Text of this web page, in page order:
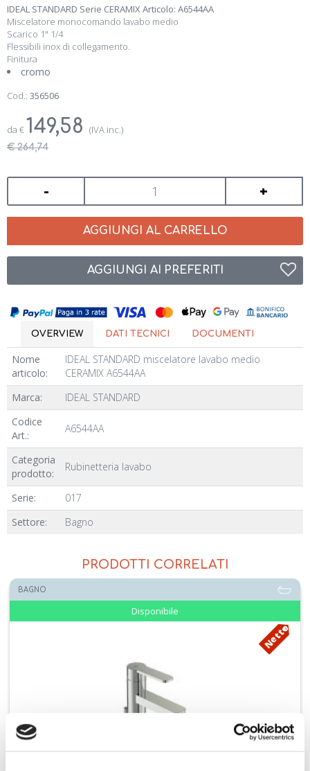
IDEAL STANDARD Serie CERAMIX Articolo: A6544AA
Miscelatore monocomando lavabo medio
Scarico 1" 1/4
Flessibili inox di collegamento.
Finitura
cromo
Cod.: 356506
da €149,58 (IVA inc.)
€ 264,74
- +
AGGIUNGI AL CARRELLO
AGGIUNGI AI PREFERITI
OVERVIEW DATI TECNICI DOCUMENTI
Nome
articolo:
IDEAL STANDARD miscelatore lavabo medio
CERAMIX A6544AA
Marca:
IDEAL STANDARD
Codice
Art.:
A6544AA
Categoria
prodotto:
Rubinetteria lavabo
Serie:
017
Settore:
Bagno
PRODOTTI CORRELATI
BAGNO
Disponibile
Netto